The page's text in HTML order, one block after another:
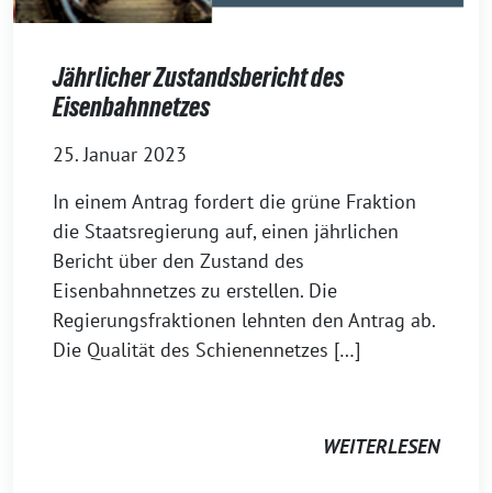
Jährlicher Zustandsbericht des
Eisenbahnnetzes
25. Januar 2023
In einem Antrag fordert die grüne Fraktion
die Staatsregierung auf, einen jährlichen
Bericht über den Zustand des
Eisenbahnnetzes zu erstellen. Die
Regierungsfraktionen lehnten den Antrag ab.
Die Qualität des Schienennetzes […]
WEITERLESEN